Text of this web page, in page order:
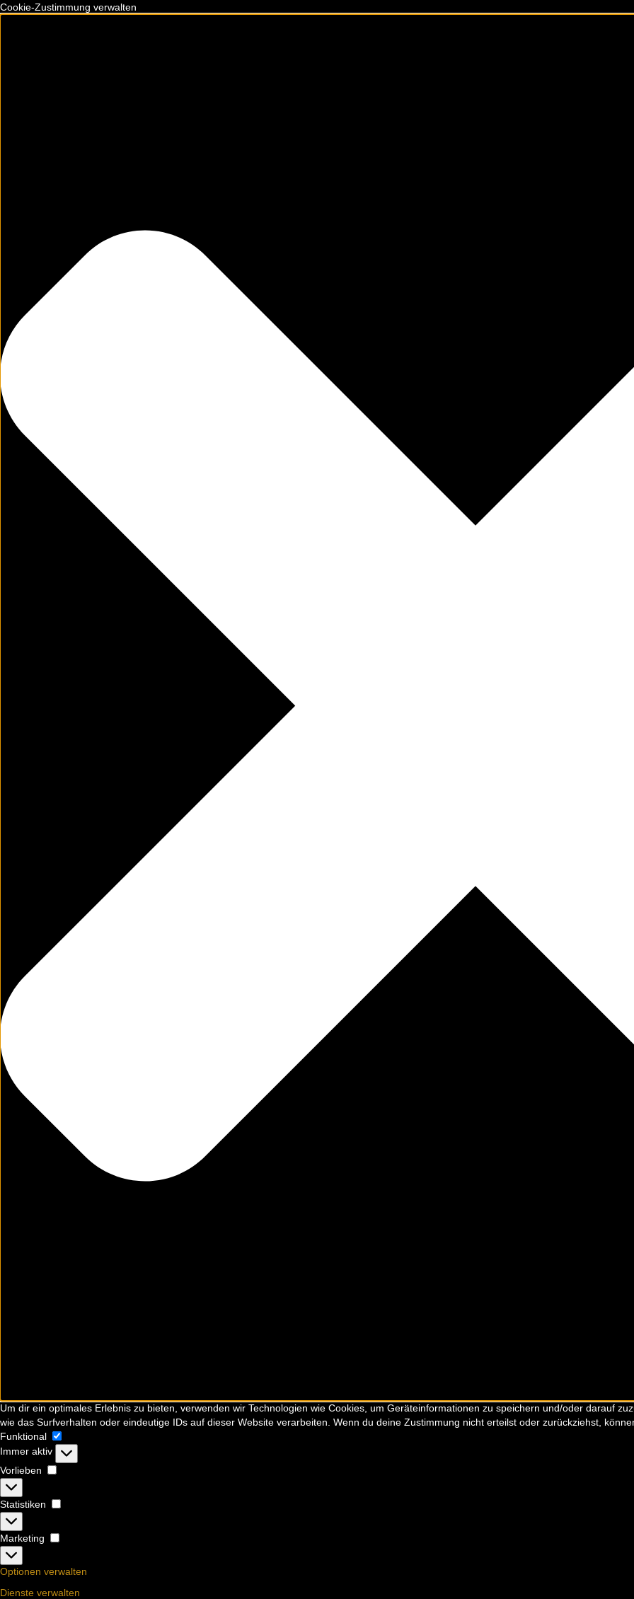
Cookie-Zustimmung verwalten
Um dir ein optimales Erlebnis zu bieten, verwenden wir Technologien wie Cookies, um Geräteinformationen zu speichern und/oder darauf
wie das Surfverhalten oder eindeutige IDs auf dieser Website verarbeiten. Wenn du deine Zustimmung nicht erteilst oder zurückziehst,
Funktional
Funktional
Immer aktiv
Vorlieben
Vorlieben
Statistiken
Statistiken
Marketing
Marketing
Optionen verwalten
Dienste verwalten